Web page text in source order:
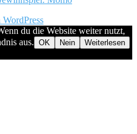
du die Website weiter nutzt,
aus. OK Nein Weiterlesen